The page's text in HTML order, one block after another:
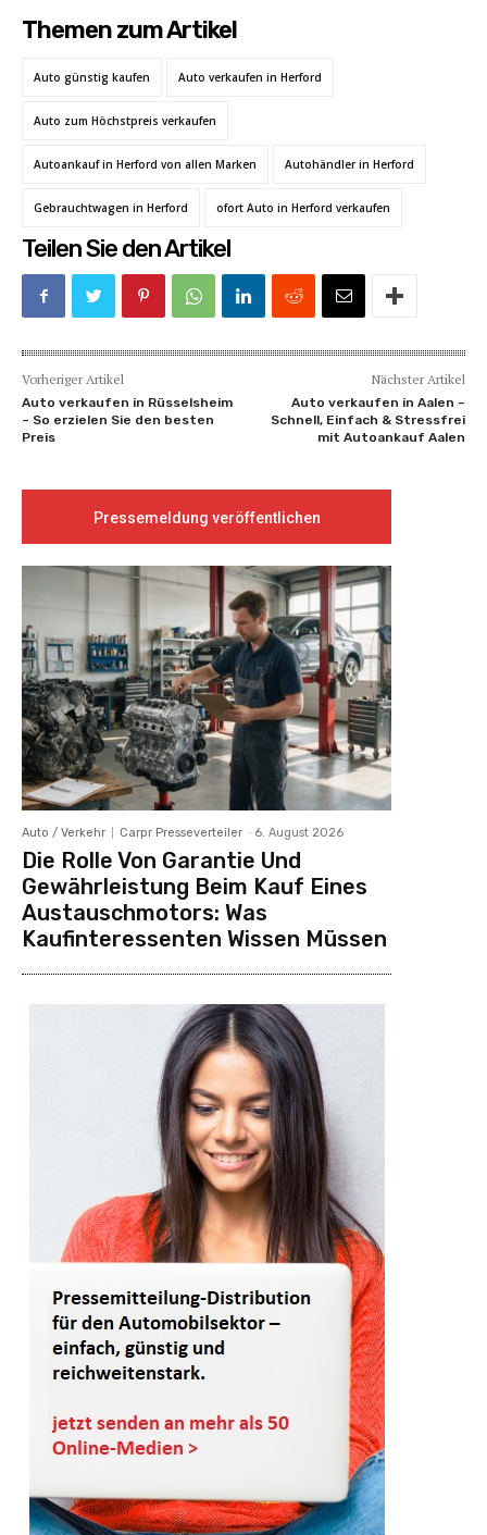
Themen zum Artikel
Auto günstig kaufen Auto verkaufen in Herford
Auto zum Höchstpreis verkaufen
Autoankauf in Herford von allen Marken Autohändler in Herford
Gebrauchtwagen in Herford ofort Auto in Herford verkaufen
Teilen Sie den Artikel
Vorheriger Artikel
Auto verkaufen in Rüsselsheim
– So erzielen Sie den besten
Preis
Nächster Artikel
Auto verkaufen in Aalen –
Schnell, Einfach & Stressfrei
mit Autoankauf Aalen
Pressemeldung veröffentlichen
Auto / Verkehr Carpr Presseverteiler - 6. August 2026
Die Rolle Von Garantie Und
Gewährleistung Beim Kauf Eines
Austauschmotors: Was
Kaufinteressenten Wissen Müssen